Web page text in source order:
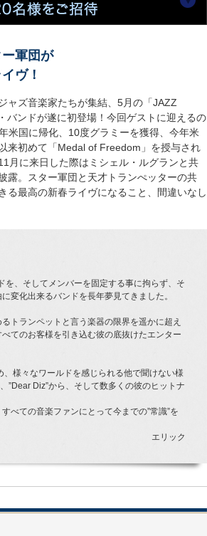
軍団が
ヴ！
ャズ音楽家たちが集結、5月の「JAZZ
バンドが遂に初登場！今回ゲストに迎えるの
米国に帰化、10度グラミーを獲得、今年米
来初めて「Medal of Freedom」を授与され
月に来日した際はミシェル・ルグランと共
露。スター軍団と天才トランぺッターの共
る最高の新春ライヴになること、間違いなし
を、そしてメンバーを固定する事に拘らず、そ
変化出来るバンドを長年夢見てきました。
トランペットと言う楽器の限界を遥かに超え
てのお客様を引き込む彼の底抜けたエンター
様々なワールドを感じられる他で聞けない様
”Dear Diz”から、そして数多くの彼のヒットナ
べての音楽ファンにとって今までの”常識”を
エリック